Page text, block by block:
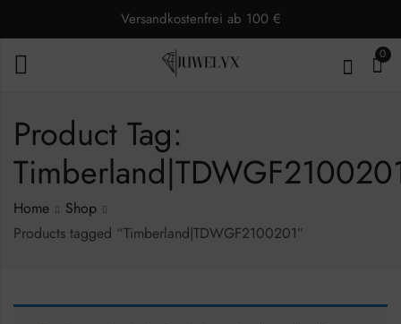
Versandkostenfrei ab 100 €
0
Product Tag:
Home
Shop
Products tagged “Timberland|TDWGF2100201”